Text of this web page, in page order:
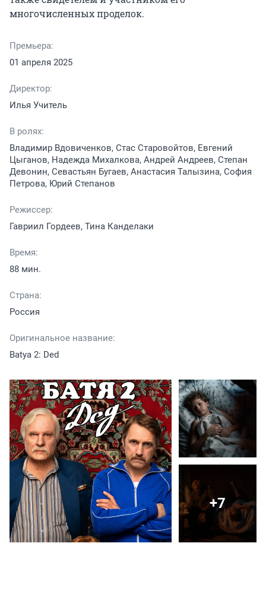
многочисленных проделок.
Премьера:
01 апреля 2025
Директор:
Илья Учитель
В ролях:
Владимир Вдовиченков, Стас Старовойтов, Евгений
Цыганов, Надежда Михалкова, Андрей Андреев, Степан
Девонин, Севастьян Бугаев, Анастасия Талызина, София
Петрова, Юрий Степанов
Режиссер:
Гавриил Гордеев, Тина Канделаки
Время:
88 мин.
Страна:
Россия
Оригинальное название:
Batya 2: Ded
+7